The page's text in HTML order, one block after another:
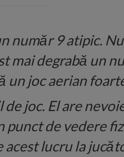
număr 9 atipic.
mai degrabă un
un joc aerian
joc. El are
de vedere
lucru la